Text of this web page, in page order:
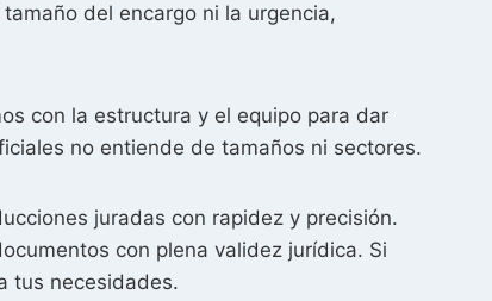
del encargo ni la urgencia,
con la estructura y el equipo para dar
no entiende de tamaños ni sectores.
juradas con rapidez y precisión.
con plena validez jurídica. Si
tus necesidades.